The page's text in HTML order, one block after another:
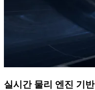
실시간 물리 엔진 기반